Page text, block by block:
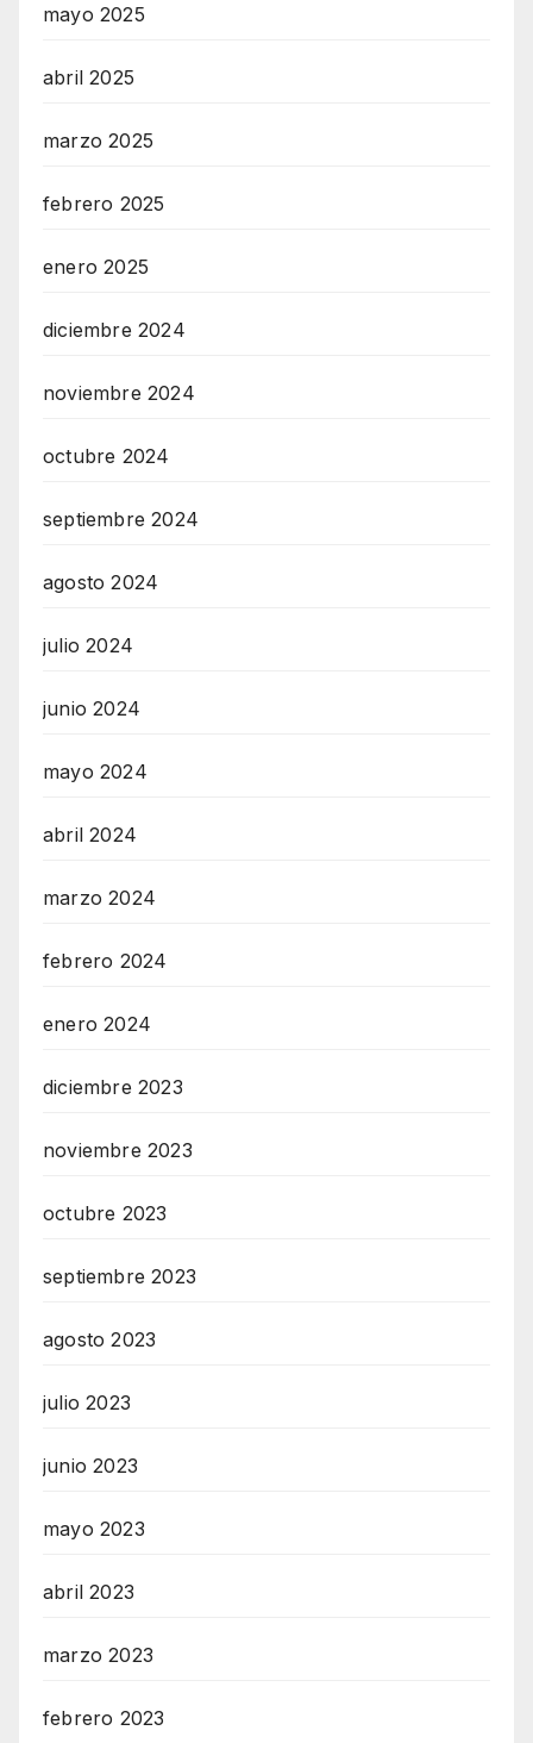
mayo 2025
abril 2025
marzo 2025
febrero 2025
enero 2025
diciembre 2024
noviembre 2024
octubre 2024
septiembre 2024
agosto 2024
julio 2024
junio 2024
mayo 2024
abril 2024
marzo 2024
febrero 2024
enero 2024
diciembre 2023
noviembre 2023
octubre 2023
septiembre 2023
agosto 2023
julio 2023
junio 2023
mayo 2023
abril 2023
marzo 2023
febrero 2023